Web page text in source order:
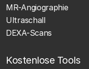
MR-Angiographie
Ultraschall
DEXA-Scans
Kostenlose Tools